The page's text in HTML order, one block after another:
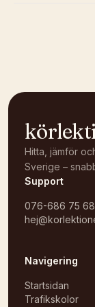
Hitta, jämför
Sverige –
Support
076-686 75 68
Navigering
Startsidan
Trafikskolor